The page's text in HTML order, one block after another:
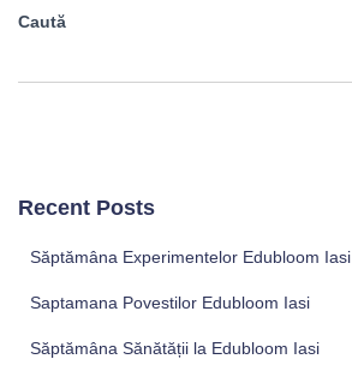
Caută
Recent Posts
Săptămâna Experimentelor Edubloom Iasi
Saptamana Povestilor Edubloom Iasi
Săptămâna Sănătății la Edubloom Iasi